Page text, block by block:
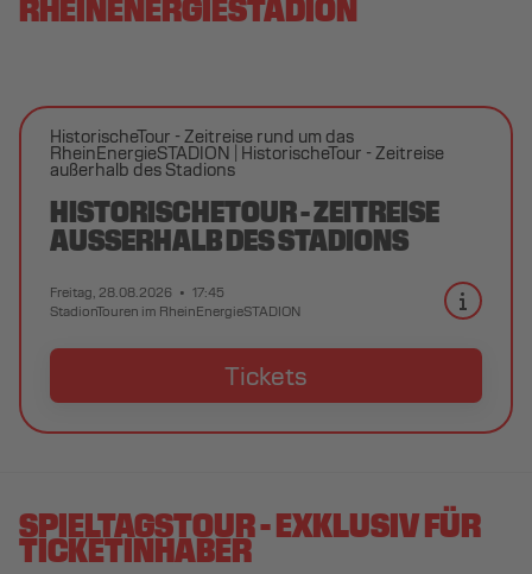
HistorischeTour - Zeitreise rund um das
RheinEnergieSTADION HistorischeTour - Zeitreise
außerhalb des Stadions
HISTORISCHETOUR - ZEITREISE
AUSSERHALB DES STADIONS
Freitag, 28.08.2026
17:45
StadionTouren im RheinEnergieSTADION
Tickets
SPIELTAGSTOUR - EXKLUSIV FÜR
TICKETINHABER